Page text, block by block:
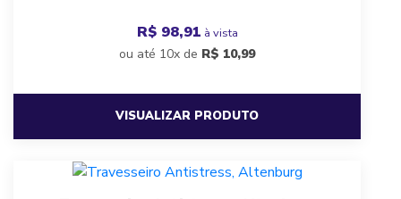
R$ 98,91 à vista
ou até 10x de R$ 10,99
VISUALIZAR PRODUTO